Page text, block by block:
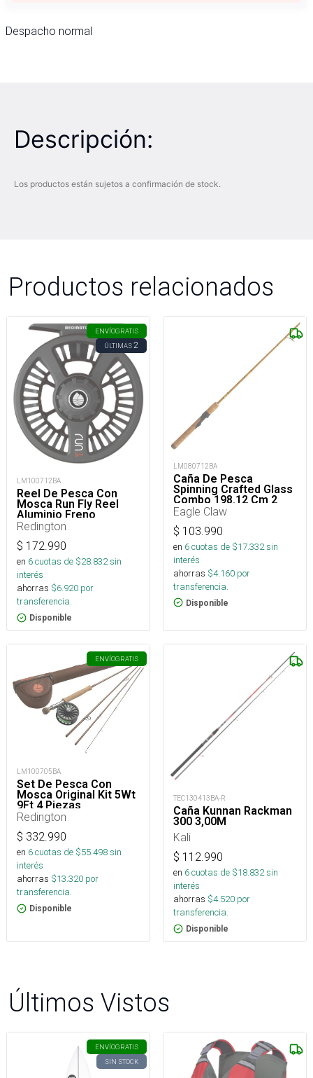
Despacho normal
Descripción:
Los productos están sujetos a confirmación de stock.
Productos relacionados
ENVÍOGRATIS
ÚLTIMAS2
LM100712BA
Reel De Pesca Con
Mosca Run Fly Reel
Aluminio Freno
Carbono
Redington
$ 172.990
en 6cuotas de $28.832sin
interés
ahorras $6.920 por
transferencia.
Disponible
LM080712BA
Caña De Pesca
Spinning Crafted Glass
Combo 198.12 Cm 2
Piezas
Eagle Claw
$ 103.990
en 6cuotas de $17.332sin
interés
ahorras $4.160 por
transferencia.
Disponible
ENVÍOGRATIS
LM100705BA
Set De Pesca Con
Mosca Original Kit 5Wt
9Ft 4 Piezas
Freshwater
Redington
$ 332.990
en 6cuotas de $55.498sin
interés
ahorras $13.320 por
transferencia.
Disponible
TEC130413BA-R
Caña Kunnan Rackman
300 3,00M
Kali
$ 112.990
en 6cuotas de $18.832sin
interés
ahorras $4.520 por
transferencia.
Disponible
Últimos Vistos
ENVÍOGRATIS
SIN STOCK